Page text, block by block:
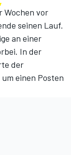
Wochen vor
seinen Lauf.
an einer
In der
der
einen Posten